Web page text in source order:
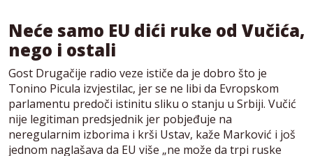
Neće samo EU dići ruke od Vučića,
nego i ostali
Gost Drugačije radio veze ističe da je dobro što je
Tonino Picula izvjestilac, jer se ne libi da Evropskom
parlamentu predoči istinitu sliku o stanju u Srbiji. Vučić
nije legitiman predsjednik jer pobjeđuje na
neregularnim izborima i krši Ustav, kaže Marković i još
jednom naglašava da EU više „ne može da trpi ruske